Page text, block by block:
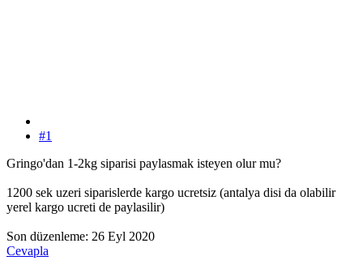
#1
Gringo'dan 1-2kg siparisi paylasmak isteyen olur mu?
1200 sek uzeri siparislerde kargo ucretsiz (antalya disi da olabilir
yerel kargo ucreti de paylasilir)
Son düzenleme: 26 Eyl 2020
Cevapla